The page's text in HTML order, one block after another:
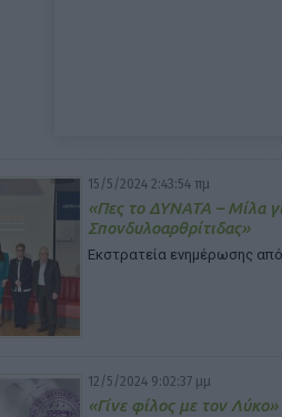
15/5/2024 2:43:54 πμ
«Πες το ΔΥΝΑΤΑ – Μίλα
Σπονδυλοαρθρίτιδας»
Εκστρατεία ενημέρωσης
12/5/2024 9:02:37 μμ
«Γίνε φίλος με τον Λύκο»